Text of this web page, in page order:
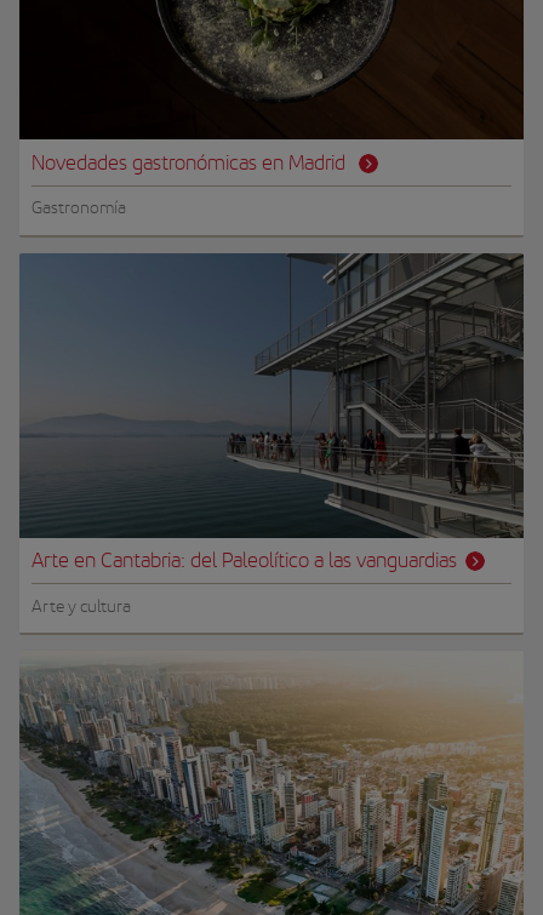
Novedades gastronómicas en Madrid
Gastronomía
Arte en Cantabria: del Paleolítico a las vanguardias
Arte y cultura